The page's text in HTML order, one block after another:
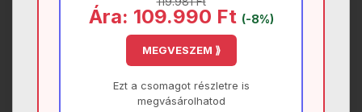
Ára: 109.990 Ft (-8%)
MEGVESZEM ⟫
Ezt a csomagot részletre is
megvásárolhatod